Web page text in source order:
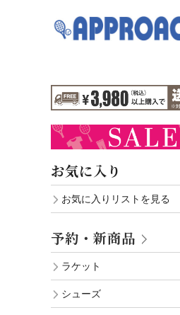
お気に入り
お気に入りリストを見る
予約・新商品
ラケット
シューズ